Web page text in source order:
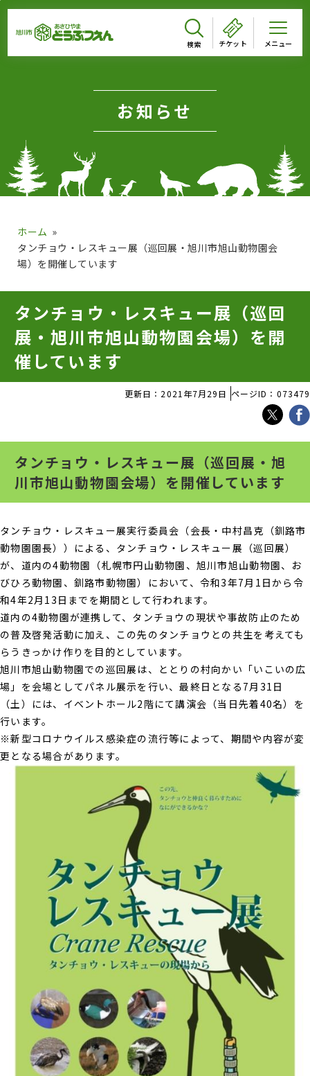
チケット
ページの本文です。
お知らせ
ホーム
タンチョウ・レスキュー展（巡回展・旭川市旭山動物園会
場）を開催しています
タンチョウ・レスキュー展（巡回
展・旭川市旭山動物園会場）を開
催しています
更新日：2021年7月29日 ページID：073479
タンチョウ・レスキュー展（巡回展・旭
川市旭山動物園会場）を開催しています
タンチョウ・レスキュー展実行委員会（会長・中村昌克（釧路市
動物園園長））による、タンチョウ・レスキュー展（巡回展）
が、道内の4動物園（札幌市円山動物園、旭川市旭山動物園、お
びひろ動物園、釧路市動物園）において、令和3年7月1日から令
和4年2月13日までを期間として行われます。
道内の4動物園が連携して、タンチョウの現状や事故防止のため
の普及啓発活動に加え、この先のタンチョウとの共生を考えても
らうきっかけ作りを目的としています。
旭川市旭山動物園での巡回展は、ととりの村向かい「いこいの広
場」を会場としてパネル展示を行い、最終日となる7月31日
（土）には、イベントホール2階にて講演会（当日先着40名）を
行います。
※新型コロナウイルス感染症の流行等によって、期間や内容が変
更となる場合があります。